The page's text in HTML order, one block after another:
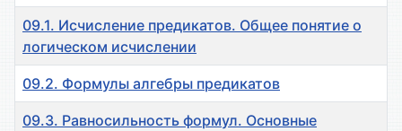
09.1. Исчисление предикатов. Общее понятие о
логическом исчислении
09.2. Формулы алгебры предикатов
09.3. Равносильность формул. Основные